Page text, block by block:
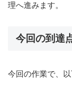
理へ進みます。
今回の到達
今回の作業で、以